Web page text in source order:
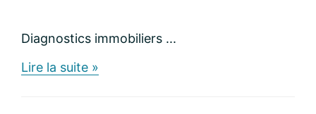
Diagnostics immobiliers ...
Lire la suite »